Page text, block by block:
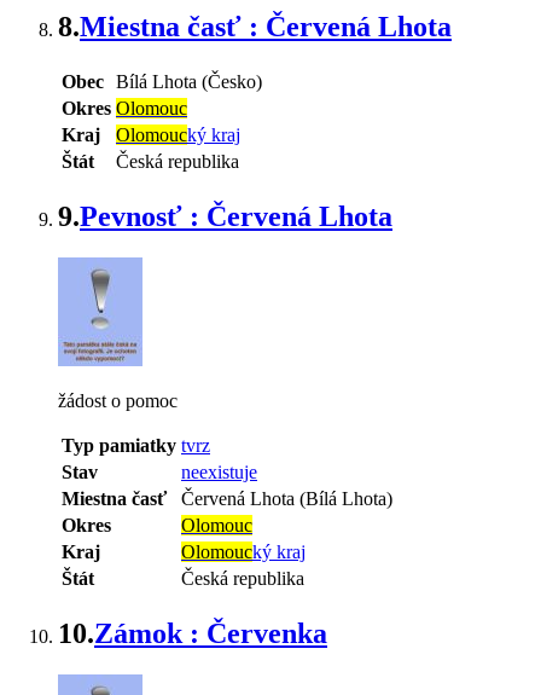
8.Miestna časť : Červená Lhota
Obec Bílá Lhota (Česko)
Okres Olomouc
Kraj
Olomoucký kraj
Štát
Česká republika
9.Pevnosť : Červená Lhota
žádost o pomoc
Typ pamiatky tvrz
Stav
neexistuje
Miestna časť
Červená Lhota (Bílá Lhota)
Okres
Olomouc
Kraj
Olomoucký kraj
Štát
Česká republika
10.Zámok : Červenka